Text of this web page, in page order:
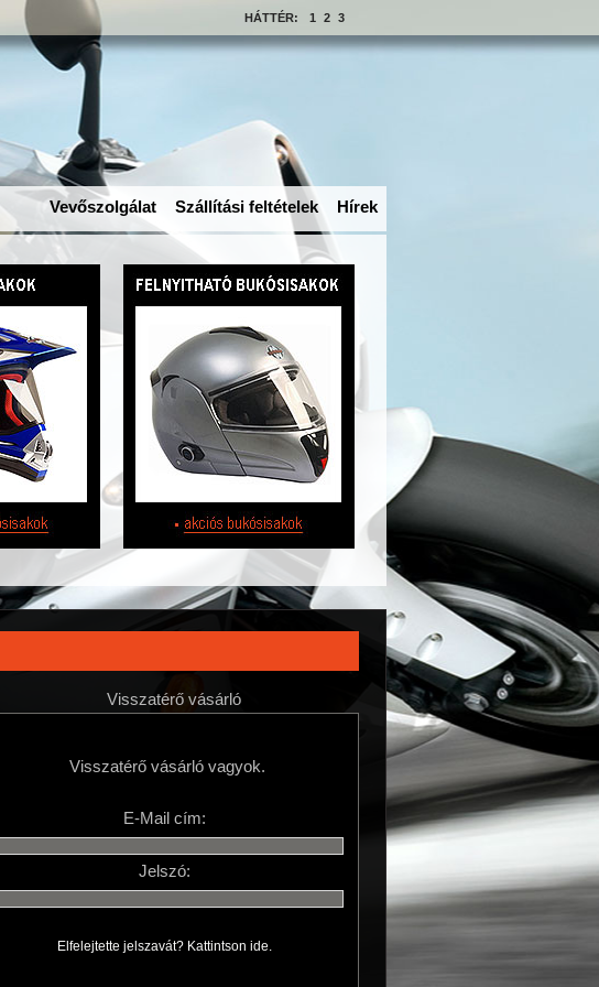
HÁTTÉR: 1 2 3
Vevőszolgálat Szállítási feltételek Hírek
Visszatérő vásárló
Visszatérő vásárló vagyok.
E-Mail cím:
Jelszó:
Elfelejtette jelszavát? Kattintson ide.